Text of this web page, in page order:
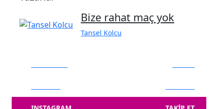
Bize rahat maç yok
Tansel Kolcu